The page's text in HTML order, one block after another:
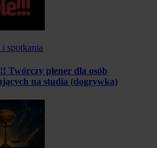
i spotkania
Twórczy plener dla osób
na studia (dogrywka)